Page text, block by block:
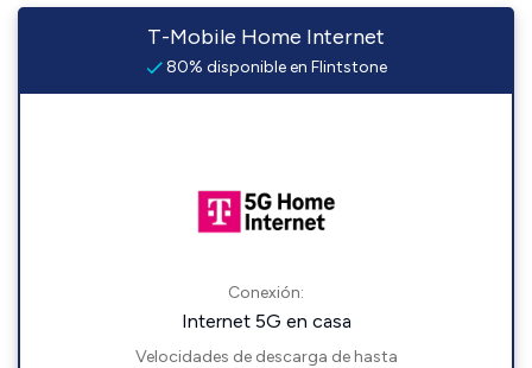
T-Mobile Home Internet
80% disponible en Flintstone
Conexión:
Internet 5G en casa
Velocidades de descarga de hasta